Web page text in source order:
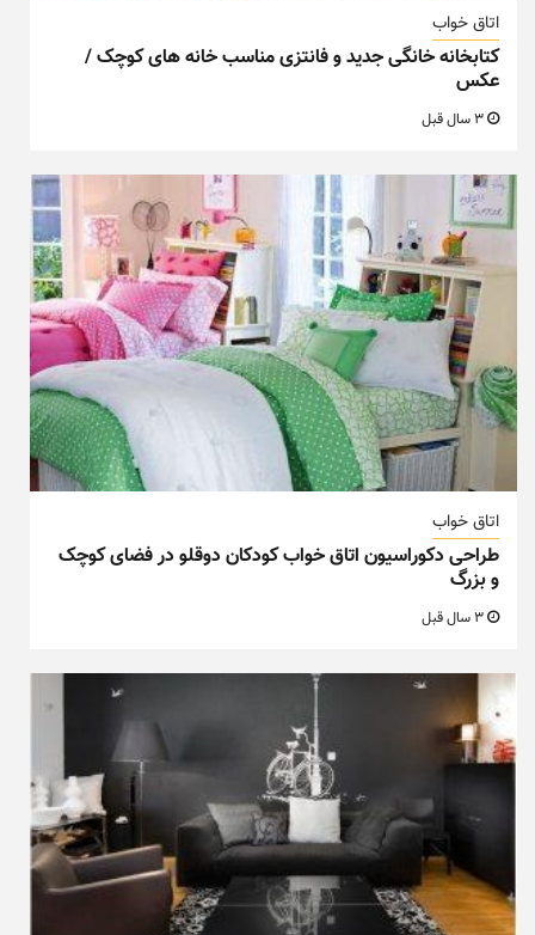
اتاق خواب
کتابخانه خانگی جدید و فانتزی مناسب خانه های کوچک /
عکس
اتاق خواب
طراحی دکوراسیون اتاق خواب کودکان دوقلو در فضای کوچک
و بزرگ